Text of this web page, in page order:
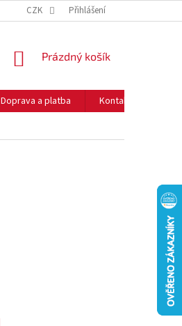
NEJČASTĚJŠÍ OTÁZKY
CZK Přihlášení
NÁKUPNÍ
Prázdný košík
Doprava a platba Kontakty